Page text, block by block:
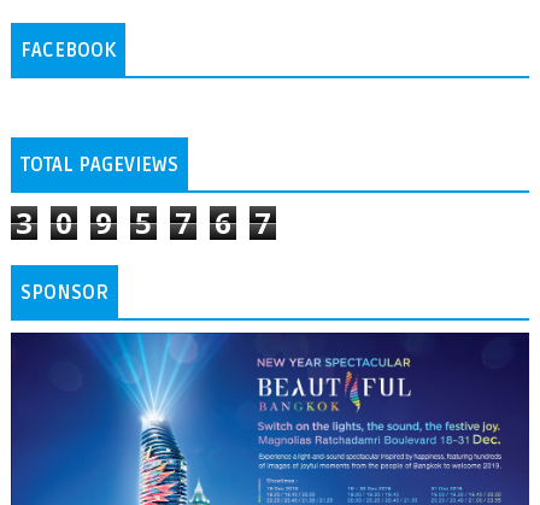
FACEBOOK
TOTAL PAGEVIEWS
3 0 9 5 7 6 7
SPONSOR